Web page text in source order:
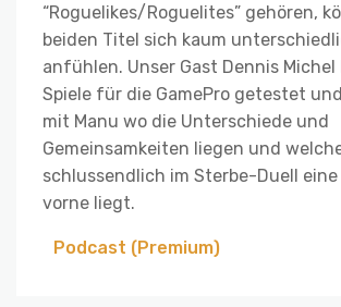
“Roguelikes/Roguelites” gehören,
beiden Titel sich kaum
anfühlen. Unser Gast Dennis
Spiele für die GamePro getestet
mit Manu wo die Unterschiede und
Gemeinsamkeiten liegen und
schlussendlich im Sterbe-Duell
vorne liegt.
Podcast (Premium)